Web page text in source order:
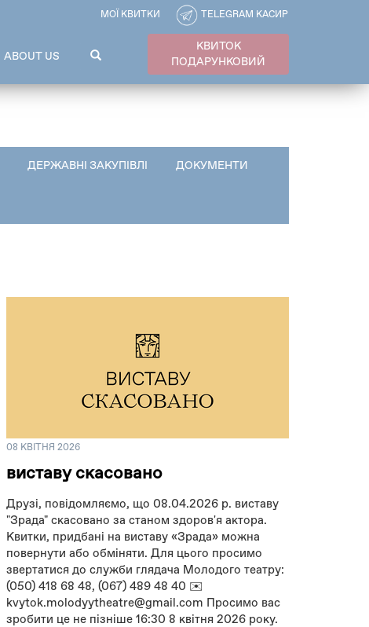
ABOUT US
ПОШУКОВА
ФОРМА
КВИТОК
ПОДАРУНКОВИЙ
МОЇ КВИТКИ TELEGRAM КАСИР
ДЕРЖАВНІ ЗАКУПІВЛІ ДОКУМЕНТИ
08 КВІТНЯ 2026
виставу скасовано
Друзі, повідомляємо, що 08.04.2026 р. виставу
"Зрада" скасовано за станом здоров'я актора.
Квитки, придбані на виставу «Зрада» можна
повернути або обміняти. Для цього просимо
звертатися до служби глядача Молодого театру:
(050) 418 68 48, (067) 489 48 40 ✉️
kvytok.molodyytheatre@gmail.com Просимо вас
зробити це не пізніше 16:30 8 квітня 2026 року.